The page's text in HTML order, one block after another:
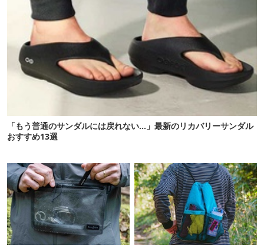
「もう普通のサンダルには戻れない…」最新のリカバリーサンダル
おすすめ13選